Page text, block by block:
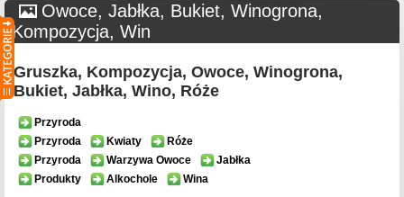
Owoce, Jabłka, Bukiet, Winogrona,
Kompozycja, Win
Gruszka, Kompozycja, Owoce, Winogrona,
Bukiet, Jabłka, Wino, Róże
Przyroda
Przyroda
Kwiaty
Róże
Przyroda
Warzywa Owoce
Jabłka
Produkty
Alkochole Wina